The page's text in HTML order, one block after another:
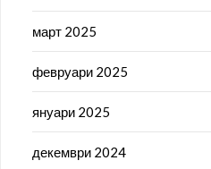
март 2025
февруари 2025
януари 2025
декември 2024